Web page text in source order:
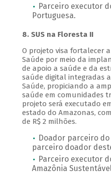
Parceiro executor
Portuguesa.
8. SUS na Floresta II
O projeto visa fortalecer
Saúde por meio da
de apoio a saúde e da
saúde digital integradas
Saúde, propiciando a
saúde em comunidades
projeto será executado
estado do Amazonas,
de R$ 2 milhões.
Doador parceiro do
parceiro doador
Parceiro executor
Amazônia Sustentável